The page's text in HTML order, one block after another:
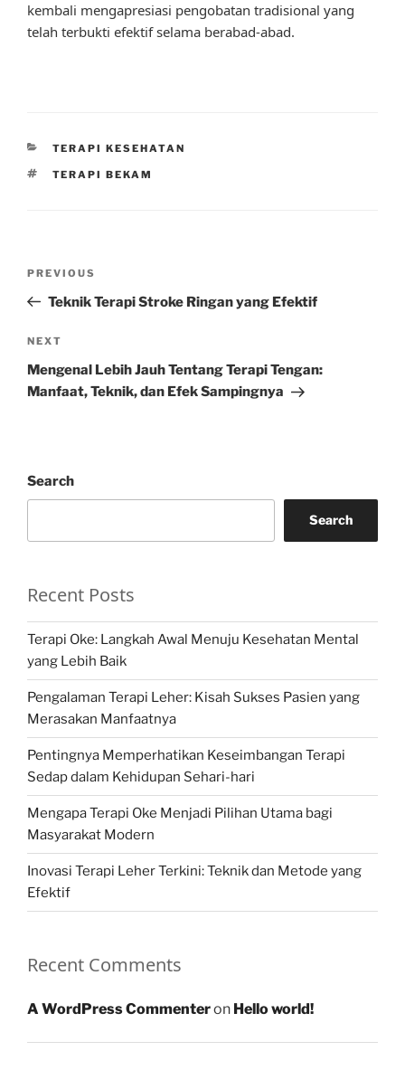
kembali mengapresiasi pengobatan tradisional yang
telah terbukti efektif selama berabad-abad.
CATEGORIES
TERAPI KESEHATAN
TAGS
TERAPI BEKAM
Previous
Post
PREVIOUS
Teknik Terapi Stroke Ringan yang Efektif
Next
Post
NEXT
Mengenal Lebih Jauh Tentang Terapi Tengan:
Manfaat, Teknik, dan Efek Sampingnya
Search
Search
Recent Posts
Terapi Oke: Langkah Awal Menuju Kesehatan Mental
yang Lebih Baik
Pengalaman Terapi Leher: Kisah Sukses Pasien yang
Merasakan Manfaatnya
Pentingnya Memperhatikan Keseimbangan Terapi
Sedap dalam Kehidupan Sehari-hari
Mengapa Terapi Oke Menjadi Pilihan Utama bagi
Masyarakat Modern
Inovasi Terapi Leher Terkini: Teknik dan Metode yang
Efektif
Recent Comments
A WordPress Commenteron Hello world!